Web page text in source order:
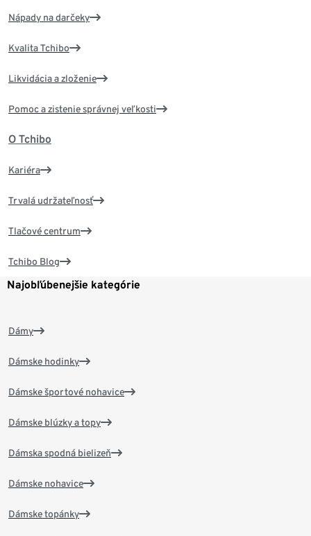
Nápady na darčeky
Kvalita Tchibo
Likvidácia a zloženie
Pomoc a zistenie správnej veľkosti
O Tchibo
Kariéra
Trvalá udržateľnosť
Tlačové centrum
Tchibo Blog
Najobľúbenejšie kategórie
Dámy
Dámske hodinky
Dámske športové nohavice
Dámske blúzky a topy
Dámska spodná bielizeň
Dámske nohavice
Dámske topánky